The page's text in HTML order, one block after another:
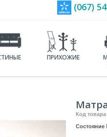
(067)
ПРИХОЖИЕ
Код товара
Состояние